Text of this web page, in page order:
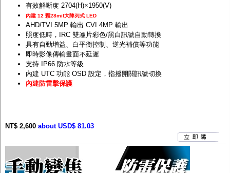
有效解晰度 2704(H)×1950(V)
內建 12 顆28mil大陣列式 LED
AHD/TVI 5MP 輸出 CVI 4MP 輸出
照度低時，IRC 雙濾片彩色/黑白訊號自動轉換
具有自動增益、白平衡控制、逆光補償等功能
即時影像傳輸畫面不延遲
支持 IP66 防水等級
內建 UTC 功能 OSD 設定，指撥開關訊號切換
內建防雷擊保護
NT$ 2,600 about USD$ 81.03